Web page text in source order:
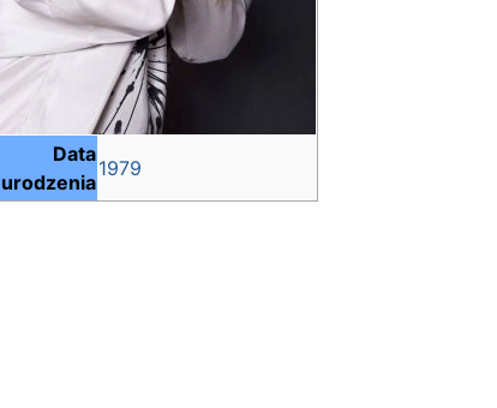
Data
urodzenia
1979